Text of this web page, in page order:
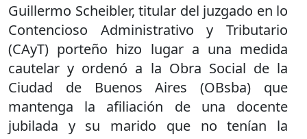
Guillermo Scheibler, titular del juzgado en lo
Contencioso Administrativo y Tributario
(CAyT) porteño hizo lugar a una medida
cautelar y ordenó a la Obra Social de la
Ciudad de Buenos Aires (OBsba) que
mantenga la afiliación de una docente
jubilada y su marido que no tenían la